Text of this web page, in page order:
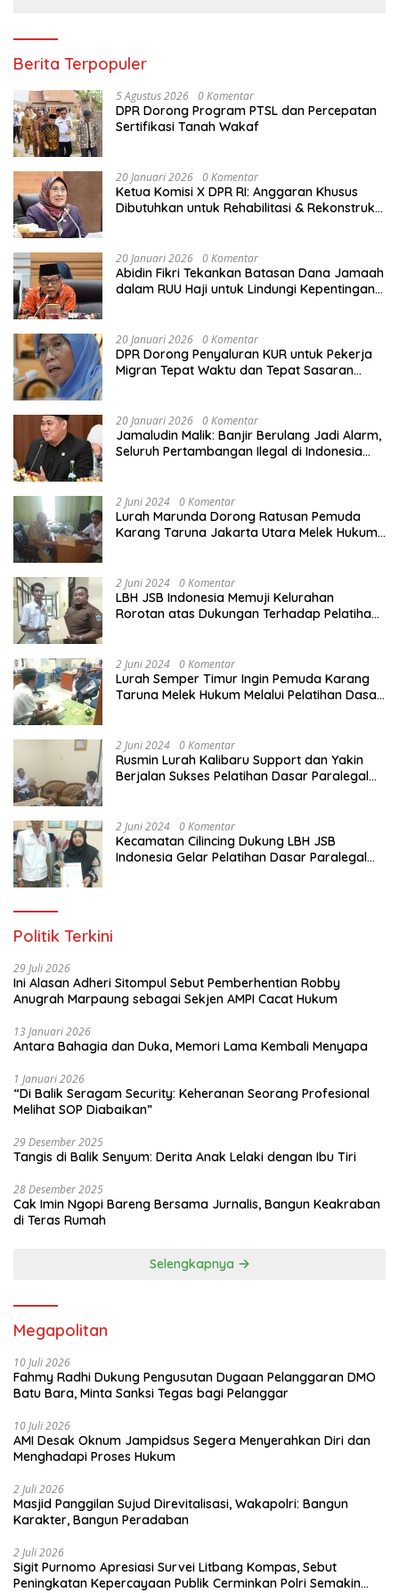
Berita Terpopuler
5 Agustus 2026 0 Komentar
DPR Dorong Program PTSL dan Percepatan
Sertifikasi Tanah Wakaf
20 Januari 2026 0 Komentar
Ketua Komisi X DPR RI: Anggaran Khusus
Dibutuhkan untuk Rehabilitasi & Rekonstruksi
20 Januari 2026 0 Komentar
Abidin Fikri Tekankan Batasan Dana Jamaah
dalam RUU Haji untuk Lindungi Kepentingan
20 Januari 2026 0 Komentar
DPR Dorong Penyaluran KUR untuk Pekerja
Migran Tepat Waktu dan Tepat Sasaran
20 Januari 2026 0 Komentar
Jamaludin Malik: Banjir Berulang Jadi Alarm,
Seluruh Pertambangan Ilegal di Indonesia
2 Juni 2024 0 Komentar
Lurah Marunda Dorong Ratusan Pemuda
Karang Taruna Jakarta Utara Melek Hukum
2 Juni 2024 0 Komentar
LBH JSB Indonesia Memuji Kelurahan
Rorotan atas Dukungan Terhadap Pelatihan
2 Juni 2024 0 Komentar
Lurah Semper Timur Ingin Pemuda Karang
Taruna Melek Hukum Melalui Pelatihan Dasar
2 Juni 2024 0 Komentar
Rusmin Lurah Kalibaru Support dan Yakin
Berjalan Sukses Pelatihan Dasar Paralegal
2 Juni 2024 0 Komentar
Kecamatan Cilincing Dukung LBH JSB
Indonesia Gelar Pelatihan Dasar Paralegal
Politik Terkini
29 Juli 2026
Ini Alasan Adheri Sitompul Sebut Pemberhentian Robby
Anugrah Marpaung sebagai Sekjen AMPI Cacat Hukum
13 Januari 2026
Antara Bahagia dan Duka, Memori Lama Kembali Menyapa
1 Januari 2026
“Di Balik Seragam Security: Keheranan Seorang Profesional
Melihat SOP Diabaikan”
29 Desember 2025
Tangis di Balik Senyum: Derita Anak Lelaki dengan Ibu Tiri
28 Desember 2025
Cak Imin Ngopi Bareng Bersama Jurnalis, Bangun Keakraban
di Teras Rumah
Selengkapnya
Megapolitan
10 Juli 2026
Fahmy Radhi Dukung Pengusutan Dugaan Pelanggaran DMO
Batu Bara, Minta Sanksi Tegas bagi Pelanggar
10 Juli 2026
AMI Desak Oknum Jampidsus Segera Menyerahkan Diri dan
Menghadapi Proses Hukum
2 Juli 2026
Masjid Panggilan Sujud Direvitalisasi, Wakapolri: Bangun
Karakter, Bangun Peradaban
2 Juli 2026
Sigit Purnomo Apresiasi Survei Litbang Kompas, Sebut
Peningkatan Kepercayaan Publik Cerminkan Polri Semakin